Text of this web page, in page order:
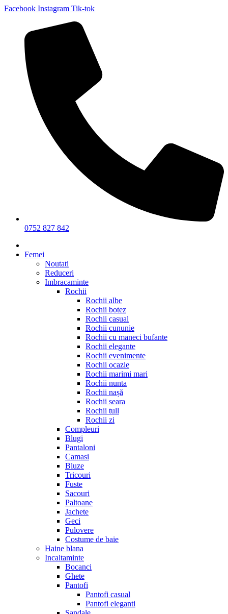
Facebook Instagram Tik-tok
0752 827 842
Femei
Noutati
Reduceri
Imbracaminte
Rochii
Rochii albe
Rochii botez
Rochii casual
Rochii cununie
Rochii cu maneci bufante
Rochii elegante
Rochii evenimente
Rochii ocazie
Rochii marimi mari
Rochii nunta
Rochii nașă
Rochii seara
Rochii tull
Rochii zi
Compleuri
Blugi
Pantaloni
Camasi
Bluze
Tricouri
Fuste
Sacouri
Paltoane
Jachete
Geci
Pulovere
Costume de baie
Haine blana
Incaltaminte
Bocanci
Ghete
Pantofi
Pantofi casual
Pantofi eleganti